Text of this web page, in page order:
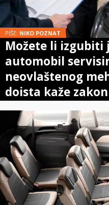
PIŠE: NIKO POZNAT
Možete li izgubiti
automobil
neovlaštenog
doista kaže zakon